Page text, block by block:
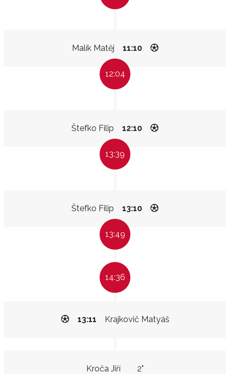
Malík Matěj 11:10
12:04
Štefko Filip 12:10
13:39
Štefko Filip 13:10
13:49
14:36
Krajkovič Matyáš
13:11
Kroča Jiří 2"